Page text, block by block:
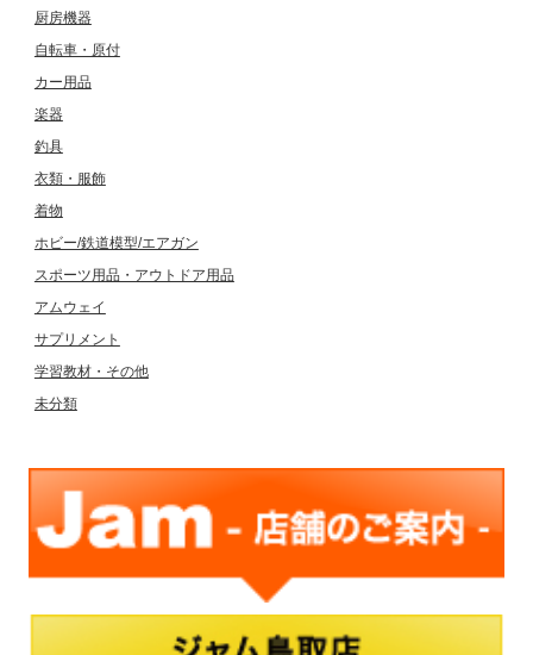
厨房機器
自転車・原付
カー用品
楽器
釣具
衣類・服飾
着物
ホビー/鉄道模型/エアガン
スポーツ用品・アウトドア用品
アムウェイ
サプリメント
学習教材・その他
未分類